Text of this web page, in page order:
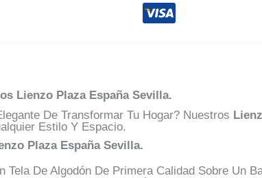
Lienzo Plaza España Sevilla.
De Transformar Tu Hogar? Nuestros
Estilo Y Espacio.
Plaza España Sevilla.
Tela De Algodón De Primera Calidad Sobre Un